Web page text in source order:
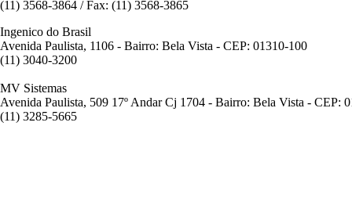
(11) 3568-3864 / Fax: (11) 3568-3865
Ingenico do Brasil
Avenida Paulista, 1106 - Bairro: Bela Vista - CEP: 01310-100
(11) 3040-3200
MV Sistemas
Avenida Paulista, 509 17º Andar Cj 1704 - Bairro: Bela Vista - CEP:
(11) 3285-5665